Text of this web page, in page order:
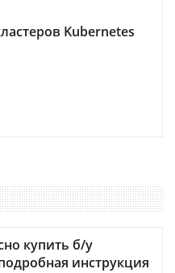
Kubernetes
купить б/у
инструкция